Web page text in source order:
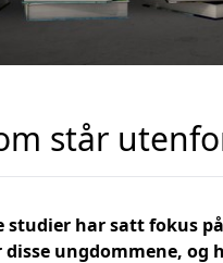
står
studier har satt fokus
ungdommene,